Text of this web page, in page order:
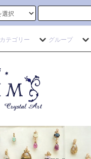
カテゴリー グループ